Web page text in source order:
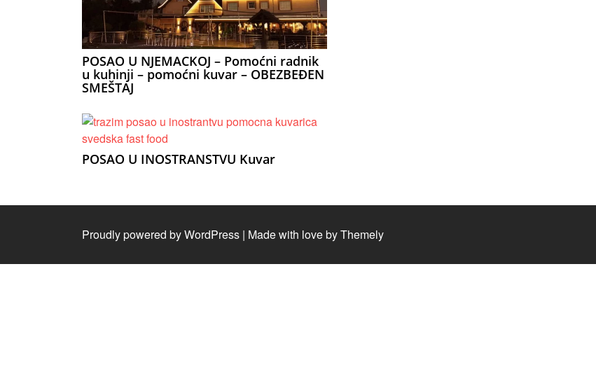
POSAO U NJEMACKOJ – Pomoćni radnik
u kuhinji – pomoćni kuvar – OBEZBEĐEN
SMEŠTAJ
POSAO U INOSTRANSTVU Kuvar
Proudly powered by WordPress | Made with love byThemely